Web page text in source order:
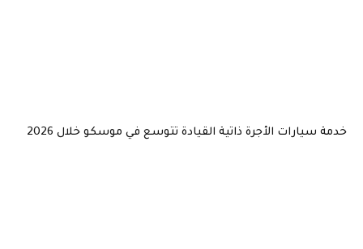
خدمة سيارات الأجرة ذاتية القيادة تتوسع في موسكو خلال 2026